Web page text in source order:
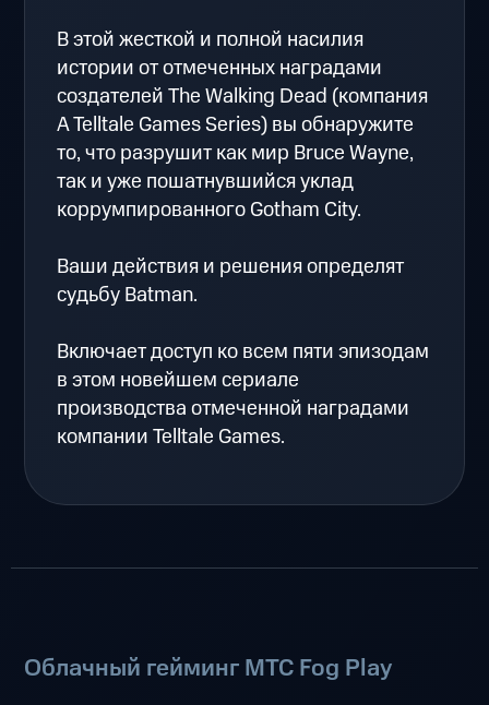
В этой жесткой и полной насилия
истории от отмеченных наградами
создателей The Walking Dead (компания
A Telltale Games Series) вы обнаружите
то, что разрушит как мир Bruce Wayne,
так и уже пошатнувшийся уклад
коррумпированного Gotham City.
Ваши действия и решения определят
судьбу Batman.
Включает доступ ко всем пяти эпизодам
в этом новейшем сериале
производства отмеченной наградами
компании Telltale Games.
Облачный гейминг МТС Fog Play